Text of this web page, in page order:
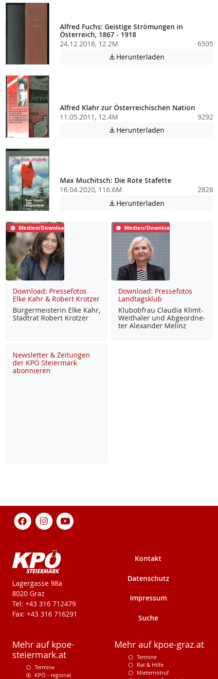
Alfred Fuchs: Geistige Strömungen in
Österreich, 1867 - 1918
24.12.2018, 12.2M
6505
 Herunterladen
Alfred Klahr zur Österreichischen Nation
11.05.2011, 12.4M
9292
 Herunterladen
Max Muchitsch: Die Rote Stafette
16.04.2020, 116.6M
2828
 Herunterladen
Medien/Download
Download: Pressefotos
Elke Kahr & Robert Krotzer
Bür­ger­meis­te­rin El­ke Kahr,
Stadt­rat Robert Krot­zer
Medien/Download
Download: Pressefotos
Landtagsklub
Klu­b­ob­frau Clau­dia Klimt-
Weitha­ler und Ab­ge­ord­ne­
ter Alex­an­der Me­linz
Newsletter & Zeitungen
der KPÖ Steiermark
abonnieren
KPÖ-Steiermark
Lagergasse 98a
8020 Graz
Tel: +43 316 712479
Fax: +43 316 716291
Kontakt
Datenschutz
Impressum
Suche
Mehr auf kpoe-
steiermark.at
Termine
KPÖ - regional
Mehr auf kpoe-graz.at
Termine
Rat & Hilfe
Mieternotruf